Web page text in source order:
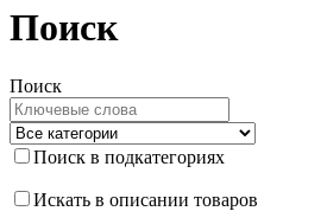
Поиск
Поиск
Поиск в подкатегориях
Искать в описании товаров